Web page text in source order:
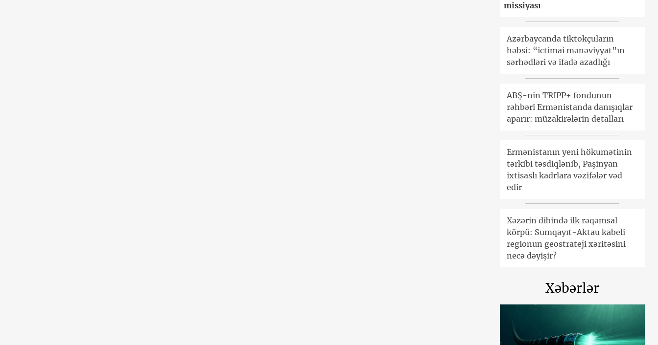
missiyası
Azərbaycanda tiktokçuların
həbsi: “ictimai mənəviyyat”ın
sərhədləri və ifadə azadlığı
ABŞ-nin TRIPP+ fondunun
rəhbəri Ermənistanda danışıqlar
aparır: müzakirələrin detalları
Ermənistanın yeni hökumətinin
tərkibi təsdiqlənib, Paşinyan
ixtisaslı kadrlara vəzifələr vəd
edir
Xəzərin dibində ilk rəqəmsal
körpü: Sumqayıt-Aktau kabeli
regionun geostrateji xəritəsini
necə dəyişir?
Xəbərlər